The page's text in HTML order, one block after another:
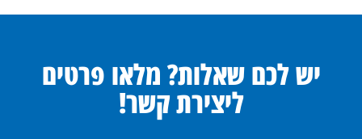
יש לכם שאלות? מלאו פרטים
ליצירת קשר!